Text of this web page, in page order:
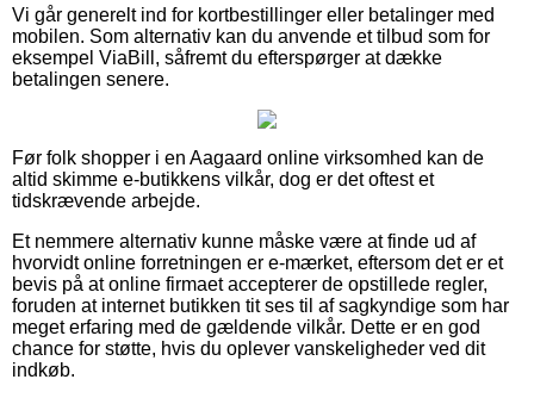
Vi går generelt ind for kortbestillinger eller betalinger med
mobilen. Som alternativ kan du anvende et tilbud som for
eksempel ViaBill, såfremt du efterspørger at dække
betalingen senere.
Før folk shopper i en Aagaard online virksomhed kan de
altid skimme e-butikkens vilkår, dog er det oftest et
tidskrævende arbejde.
Et nemmere alternativ kunne måske være at finde ud af
hvorvidt online forretningen er e-mærket, eftersom det er et
bevis på at online firmaet accepterer de opstillede regler,
foruden at internet butikken tit ses til af sagkyndige som har
meget erfaring med de gældende vilkår. Dette er en god
chance for støtte, hvis du oplever vanskeligheder ved dit
indkøb.